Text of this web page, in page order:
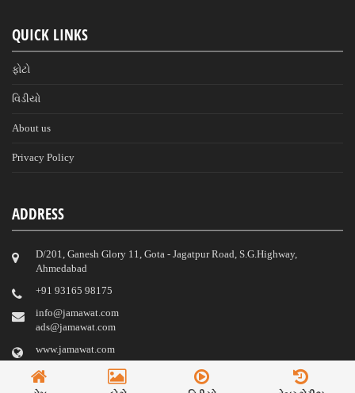
QUICK LINKS
ફોટો
વિડીયો
About us
Privacy Policy
ADDRESS
D/201, Ganesh Glory 11, Gota - Jagatpur Road, S.G.Highway,
Ahmedabad
‎+91 93165 98175
info@jamawat.com
ads@jamawat.com
www.jamawat.com